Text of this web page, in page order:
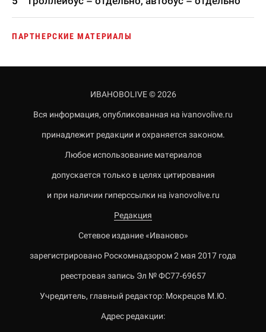
ПАРТНЕРСКИЕ МАТЕРИАЛЫ
ИВАНОВОLIVE © 2026
Вся информация, опубликованная на ivanovolive.ru
принадлежит редакции и охраняется законом.
Любое использование материалов
допускается только в целях цитирования
и при наличии гиперссылки на ivanovolive.ru
Редакция
Сетевое издание «Иваново»
зарегистрировано Роскомнадзором 2 мая 2017 года
реестровая запись Эл № ФС77-69657
Учредитель, главный редактор: Мокрецов М.Ю.
Адрес редакции: